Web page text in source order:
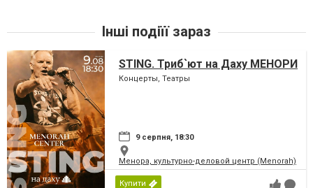
Інші подіїї зараз
STING. Триб`ют на Даху МЕНОРИ
Концерты, Театры
9 серпня, 18:30
Менора, культурно-деловой центр (Menorah)
Купити